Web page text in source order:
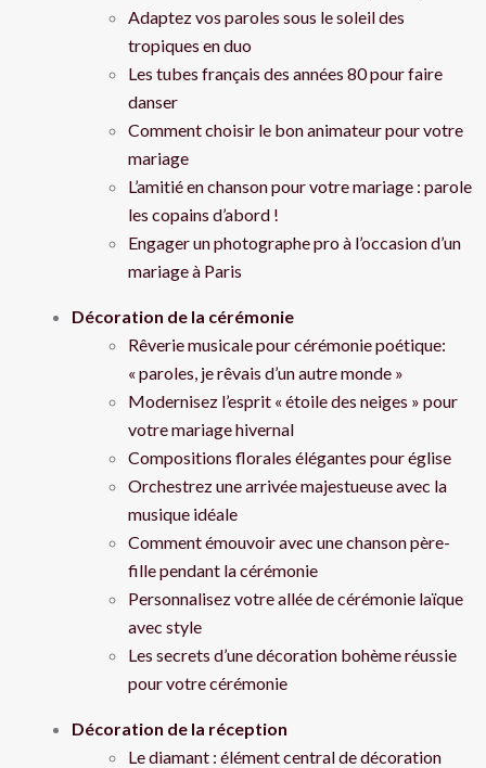
Adaptez vos paroles sous le soleil des
tropiques en duo
Les tubes français des années 80 pour faire
danser
Comment choisir le bon animateur pour votre
mariage
L’amitié en chanson pour votre mariage : parole
les copains d’abord !
Engager un photographe pro à l’occasion d’un
mariage à Paris
Décoration de la cérémonie
Rêverie musicale pour cérémonie poétique:
« paroles, je rêvais d’un autre monde »
Modernisez l’esprit « étoile des neiges » pour
votre mariage hivernal
Compositions florales élégantes pour église
Orchestrez une arrivée majestueuse avec la
musique idéale
Comment émouvoir avec une chanson père-
fille pendant la cérémonie
Personnalisez votre allée de cérémonie laïque
avec style
Les secrets d’une décoration bohème réussie
pour votre cérémonie
Décoration de la réception
Le diamant : élément central de décoration